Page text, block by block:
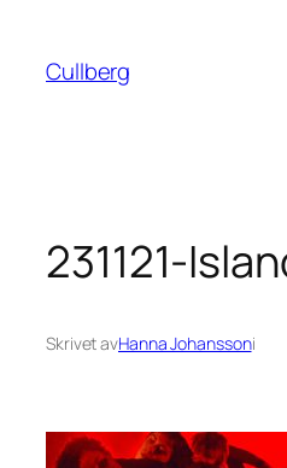
innehåll
Cullberg
231121-
Skrivet avHanna Johanssoni